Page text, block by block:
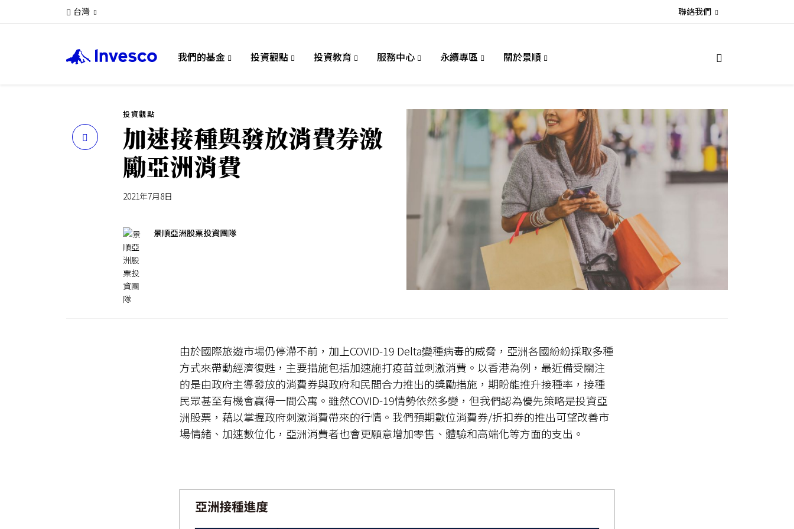
我們的基金 投資觀點 投資教育 服務中心 永續專區 關於景順
台灣 聯絡我們
投資觀點
加速接種與發放消費券激
勵亞洲消費
2021年7月8日
景順亞洲股票投資團隊
分
由於國際旅遊市場仍停滯不前，加上COVID-19 Delta變種病毒的威脅，亞洲各國紛紛採取多種
方式來帶動經濟復甦，主要措施包括加速施打疫苗並刺激消費。以香港為例，最近備受關注
的是由政府主導發放的消費券與政府和民間合力推出的獎勵措施，期盼能推升接種率，接種
民眾甚至有機會贏得一間公寓。雖然COVID-19情勢依然多變，但我們認為優先策略是投資亞
洲股票，藉以掌握政府刺激消費帶來的行情。我們預期數位消費券/折扣券的推出可望改善市
場情緒、加速數位化，亞洲消費者也會更願意增加零售、體驗和高端化等方面的支出。